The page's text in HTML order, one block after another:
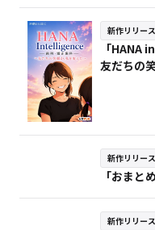
新作リリース
「
友だちの
新作リリース
「おまと
新作リリース